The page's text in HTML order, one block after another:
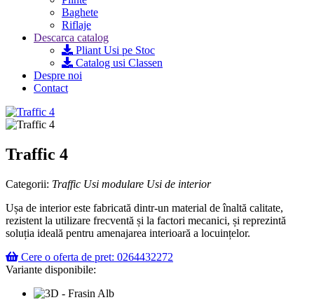
Baghete
Riflaje
Descarca catalog
Pliant Usi pe Stoc
Catalog usi Classen
Despre noi
Contact
Traffic 4
Categorii: Traffic Usi modulare Usi de interior
Ușa de interior este fabricată dintr-un material de înaltă calitate,
rezistent la utilizare frecventă și la factori mecanici, și reprezintă
soluția ideală pentru amenajarea interioară a locuințelor.
Cere o oferta de pret: 0264432272
Variante disponibile: